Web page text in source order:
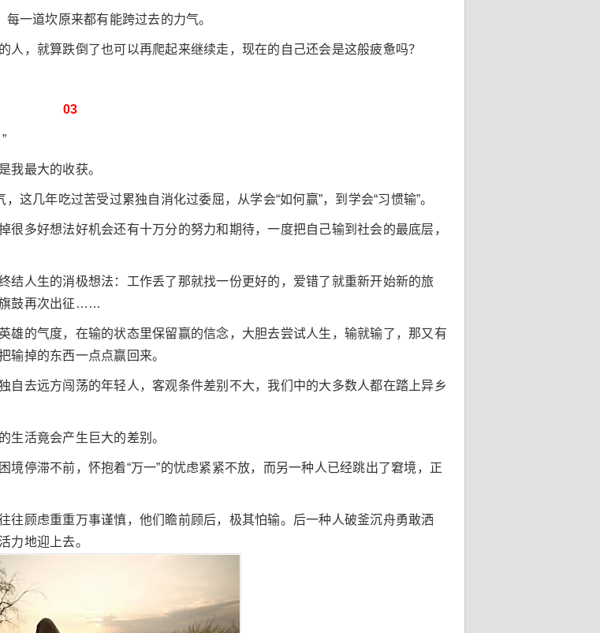
一道坎原来都有能跨过去的力气。
，就算跌倒了也可以再爬起来继续走，现在的自己还会是这般疲惫吗？
03
我最大的收获。
这几年吃过苦受过累独自消化过委屈，从学会“如何赢”，到学会“习惯输”。
多好想法好机会还有十万分的努力和期待，一度把自己输到社会的最底层，
结人生的消极想法：工作丢了那就找一份更好的，爱错了就重新开始新的旅
旗鼓再次出征……
雄的气度，在输的状态里保留赢的信念，大胆去尝试人生，输就输了，那又有
输掉的东西一点点赢回来。
自去远方闯荡的年轻人，客观条件差别不大，我们中的大多数人都在踏上异乡
生活竟会产生巨大的差别。
停滞不前，怀抱着“万一”的忧虑紧紧不放，而另一种人已经跳出了窘境，正
往顾虑重重万事谨慎，他们瞻前顾后，极其怕输。后一种人破釜沉舟勇敢洒
力地迎上去。